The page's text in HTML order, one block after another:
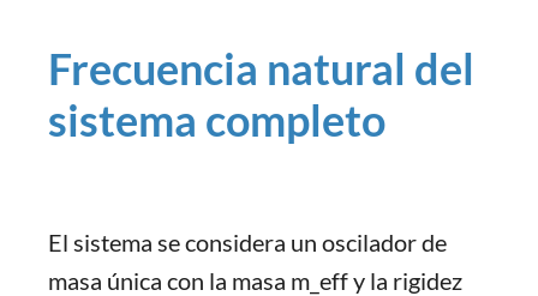
Frecuencia natural del
sistema completo
El sistema se considera un oscilador de
masa única con la masa m_eff y la rigidez